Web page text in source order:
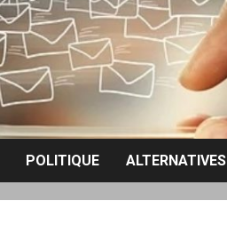
POLITIQUE ALTERNATIVES